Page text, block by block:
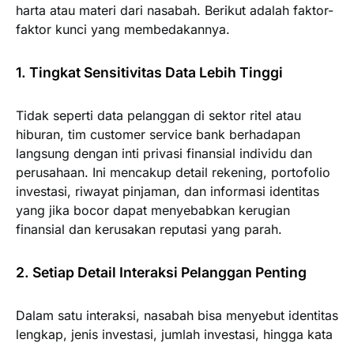
harta atau materi dari nasabah. Berikut adalah faktor-
faktor kunci yang membedakannya.
1. Tingkat Sensitivitas Data Lebih Tinggi
Tidak seperti data pelanggan di sektor ritel atau
hiburan, tim customer service bank berhadapan
langsung dengan inti privasi finansial individu dan
perusahaan. Ini mencakup detail rekening, portofolio
investasi, riwayat pinjaman, dan informasi identitas
yang jika bocor dapat menyebabkan kerugian
finansial dan kerusakan reputasi yang parah.
2. Setiap Detail Interaksi Pelanggan Penting
Dalam satu interaksi, nasabah bisa menyebut identitas
lengkap, jenis investasi, jumlah investasi, hingga kata